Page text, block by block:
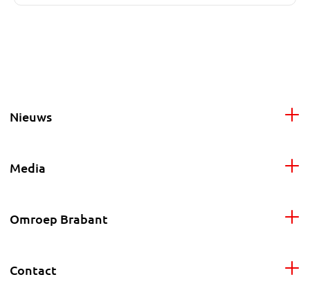
Nieuws
Media
Omroep Brabant
Contact